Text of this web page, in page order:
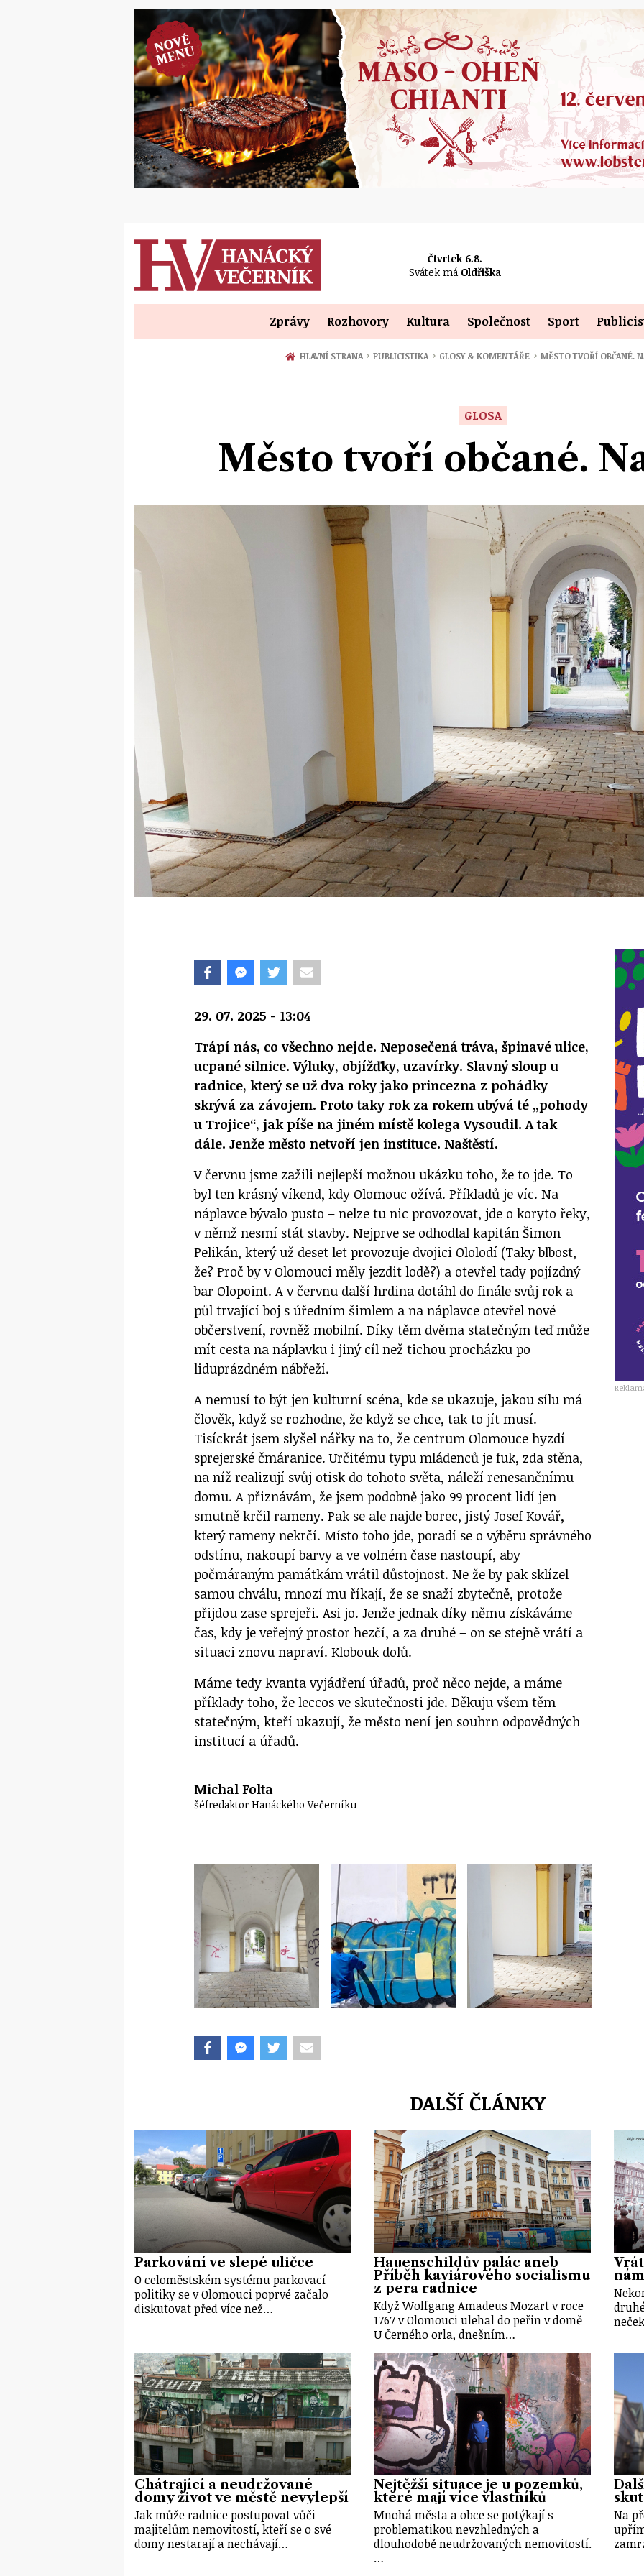
Čtvrtek 6.8.
Svátek má Oldřiška
Zprávy Rozhovory Kultura Společnost Sport
HLAVNÍ STRANA › PUBLICISTIKA › GLOSY & KOMENTÁŘE › MĚSTO TVOŘÍ OBČANÉ.
GLOSA
Město tvoří občané.
29. 07. 2025 - 13:04
Trápí nás, co všechno nejde. Neposečená tráva, špinavé ulice,
ucpané silnice. Výluky, objížďky, uzavírky. Slavný sloup u
radnice, který se už dva roky jako princezna z pohádky
skrývá za závojem. Proto taky rok za rokem ubývá té „pohody
u Trojice“, jak píše na jiném místě kolega Vysoudil. A tak
dále. Jenže město netvoří jen instituce. Naštěstí.
V červnu jsme zažili nejlepší možnou ukázku toho, že to jde. To
byl ten krásný víkend, kdy Olomouc ožívá. Příkladů je víc. Na
náplavce bývalo pusto – nelze tu nic provozovat, jde o koryto řeky,
v němž nesmí stát stavby. Nejprve se odhodlal kapitán Šimon
Pelikán, který už deset let provozuje dvojici Ololodí (Taky blbost,
že? Proč by v Olomouci měly jezdit lodě?) a otevřel tady pojízdný
bar Olopoint. A v červnu další hrdina dotáhl do finále svůj rok a
půl trvající boj s úředním šimlem a na náplavce otevřel nové
občerstvení, rovněž mobilní. Díky těm dvěma statečným teď může
mít cesta na náplavku i jiný cíl než tichou procházku po
liduprázdném nábřeží.
A nemusí to být jen kulturní scéna, kde se ukazuje, jakou sílu má
člověk, když se rozhodne, že když se chce, tak to jít musí.
Tisíckrát jsem slyšel nářky na to, že centrum Olomouce hyzdí
sprejerské čmáranice. Určitému typu mládenců je fuk, zda stěna,
na níž realizují svůj otisk do tohoto světa, náleží renesančnímu
domu. A přiznávám, že jsem podobně jako 99 procent lidí jen
smutně krčil rameny. Pak se ale najde borec, jistý Josef Kovář,
který rameny nekrčí. Místo toho jde, poradí se o výběru správného
odstínu, nakoupí barvy a ve volném čase nastoupí, aby
počmáraným památkám vrátil důstojnost. Ne že by pak sklízel
samou chválu, mnozí mu říkají, že se snaží zbytečně, protože
přijdou zase sprejeři. Asi jo. Jenže jednak díky němu získáváme
čas, kdy je veřejný prostor hezčí, a za druhé – on se stejně vrátí a
situaci znovu napraví. Klobouk dolů.
Máme tedy kvanta vyjádření úřadů, proč něco nejde, a máme
příklady toho, že leccos ve skutečnosti jde. Děkuju všem těm
statečným, kteří ukazují, že město není jen souhrn odpovědných
institucí a úřadů.
Michal Folta
šéfredaktor Hanáckého Večerníku
DALŠÍ ČLÁNKY
Parkování ve slepé uličce
O celoměstském systému parkovací
politiky se v Olomouci poprvé začalo
diskutovat před více než…
Hauenschildův palác aneb
Příběh kaviárového socialismu
z pera radnice
Když Wolfgang Amadeus Mozart v roce
1767 v Olomouci ulehal do peřin v domě
U Černého orla, dnešním…
Chátrající a neudržované
domy život ve městě nevylepší
Jak může radnice postupovat vůči
majitelům nemovitostí, kteří se o své
domy nestarají a nechávají…
Nejtěžší situace je u pozemků,
které mají více vlastníků
Mnohá města a obce se potýkají s
problematikou nevzhledných a
dlouhodobě neudržovaných nemovitostí.
…
Na